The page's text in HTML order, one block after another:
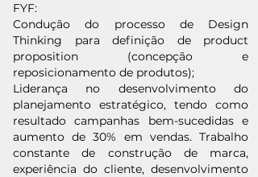
FYF:
Condução do processo de Design
Thinking para definição de product
proposition (concepção e
reposicionamento de produtos);
Liderança no desenvolvimento do
planejamento estratégico, tendo como
resultado campanhas bem-sucedidas e
aumento de 30% em vendas. Trabalho
constante de construção de marca,
experiência do cliente, desenvolvimento